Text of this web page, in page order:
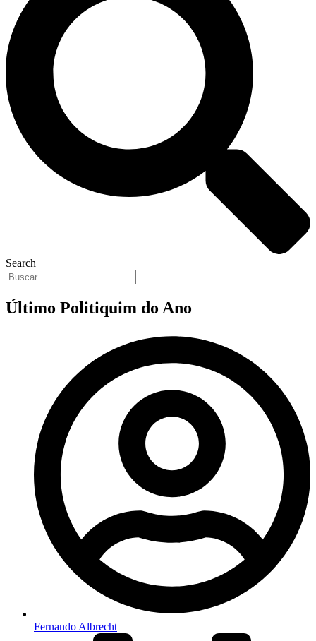
Search
Último Politiquim do Ano
Fernando Albrecht